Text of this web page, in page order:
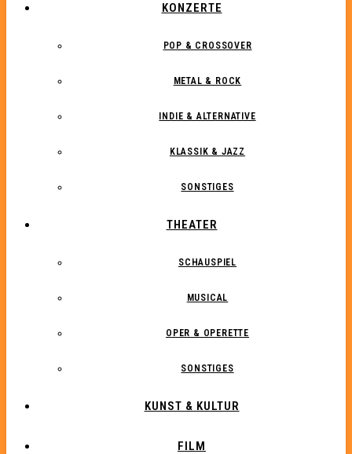
KONZERTE
POP & CROSSOVER
METAL & ROCK
INDIE & ALTERNATIVE
KLASSIK & JAZZ
SONSTIGES
THEATER
SCHAUSPIEL
MUSICAL
OPER & OPERETTE
SONSTIGES
KUNST & KULTUR
FILM